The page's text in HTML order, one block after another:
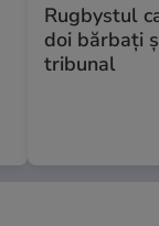
Rugbystul
doi bărbați
tribunal